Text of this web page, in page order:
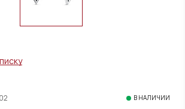
В НАЛИЧИИ